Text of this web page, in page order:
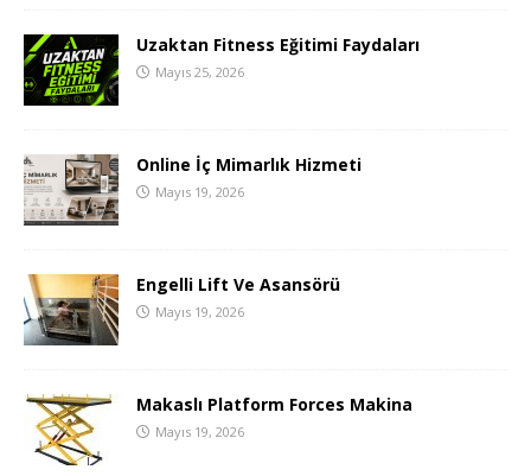
Uzaktan Fitness Eğitimi Faydaları
Mayıs 25, 2026
Online İç Mimarlık Hizmeti
Mayıs 19, 2026
Engelli Lift Ve Asansörü
Mayıs 19, 2026
Makaslı Platform Forces Makina
Mayıs 19, 2026